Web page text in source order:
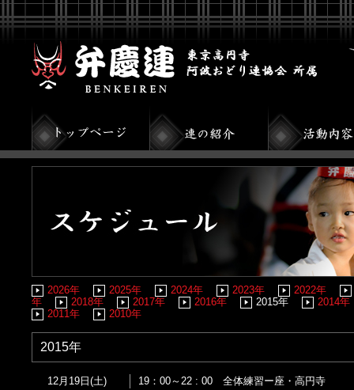
2026年 2025年 2024年 2023年
2022年
年
2018年 2017年 2016年 2015年
2014年
2011年
2010年
2015年
12月19日(土) 19：00～22 : 00 全体練習ー座・高円寺